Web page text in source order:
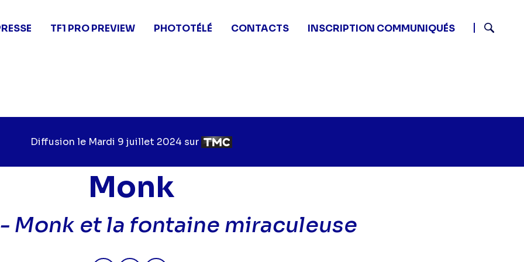
TF1 PRO PREVIEW PHOTOTÉLÉ CONTACTS
INSCRIPTION COMMUNIQUÉS
Diffusion le Jour
diffusion
Mardi 9 juillet 2024 sur Chaîne
diffusion
Monk
Monk et la fontaine miraculeuse